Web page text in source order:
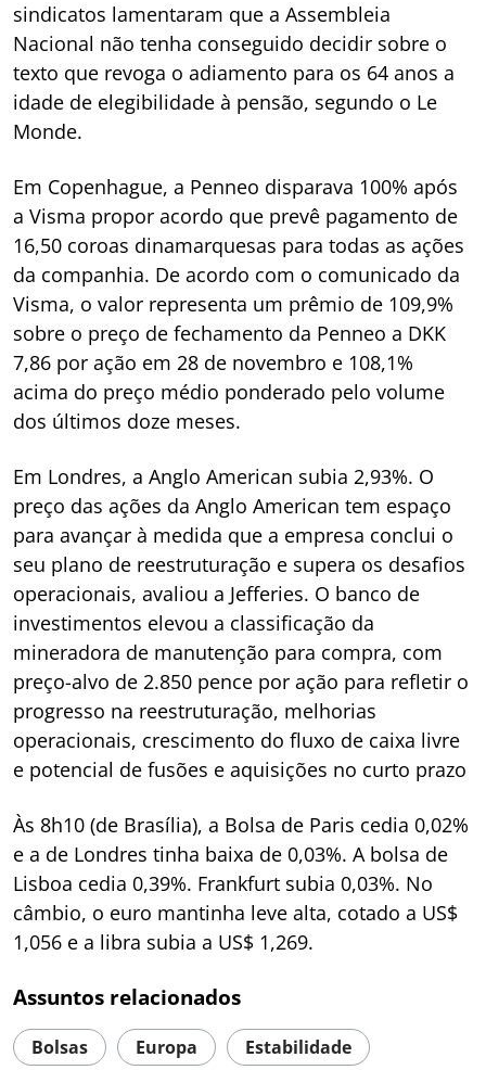
sindicatos lamentaram que a Assembleia
Nacional não tenha conseguido decidir sobre o
texto que revoga o adiamento para os 64 anos a
idade de elegibilidade à pensão, segundo o Le
Monde.
Em Copenhague, a Penneo disparava 100% após
a Visma propor acordo que prevê pagamento de
16,50 coroas dinamarquesas para todas as ações
da companhia. De acordo com o comunicado da
Visma, o valor representa um prêmio de 109,9%
sobre o preço de fechamento da Penneo a DKK
7,86 por ação em 28 de novembro e 108,1%
acima do preço médio ponderado pelo volume
dos últimos doze meses.
Em Londres, a Anglo American subia 2,93%. O
preço das ações da Anglo American tem espaço
para avançar à medida que a empresa conclui o
seu plano de reestruturação e supera os desafios
operacionais, avaliou a Jefferies. O banco de
investimentos elevou a classificação da
mineradora de manutenção para compra, com
preço-alvo de 2.850 pence por ação para refletir o
progresso na reestruturação, melhorias
operacionais, crescimento do fluxo de caixa livre
e potencial de fusões e aquisições no curto prazo
Às 8h10 (de Brasília), a Bolsa de Paris cedia 0,02%
e a de Londres tinha baixa de 0,03%. A bolsa de
Lisboa cedia 0,39%. Frankfurt subia 0,03%. No
câmbio, o euro mantinha leve alta, cotado a US$
1,056 e a libra subia a US$ 1,269.
Assuntos relacionados
Bolsas Europa
Estabilidade